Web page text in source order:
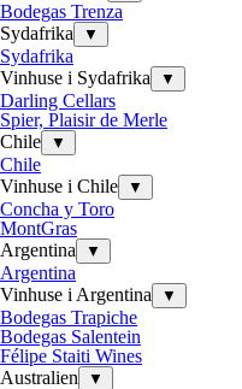
Bodegas Trenza
Sydafrika
▼
Sydafrika
Vinhuse i Sydafrika
▼
Darling Cellars
Spier, Plaisir de Merle
Chile
▼
Chile
Vinhuse i Chile
▼
Concha y Toro
MontGras
Argentina
▼
Argentina
Vinhuse i Argentina
▼
Bodegas Trapiche
Bodegas Salentein
Félipe Staiti Wines
Australien
▼